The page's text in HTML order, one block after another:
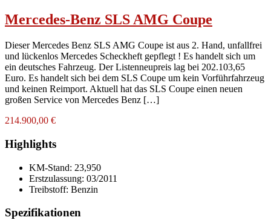
Mercedes-Benz SLS AMG Coupe
Dieser Mercedes Benz SLS AMG Coupe ist aus 2. Hand, unfallfrei
und lückenlos Mercedes Scheckheft gepflegt ! Es handelt sich um
ein deutsches Fahrzeug. Der Listenneupreis lag bei 202.103,65
Euro. Es handelt sich bei dem SLS Coupe um kein Vorführfahrzeug
und keinen Reimport. Aktuell hat das SLS Coupe einen neuen
großen Service von Mercedes Benz […]
214.900,00 €
Highlights
KM-Stand: 23,950
Erstzulassung: 03/2011
Treibstoff: Benzin
Spezifikationen